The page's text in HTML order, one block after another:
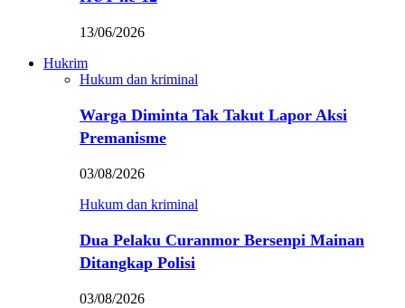
13/06/2026
Hukrim
Hukum dan kriminal
Warga Diminta Tak Takut Lapor Aksi
Premanisme
03/08/2026
Hukum dan kriminal
Dua Pelaku Curanmor Bersenpi Mainan
Ditangkap Polisi
03/08/2026